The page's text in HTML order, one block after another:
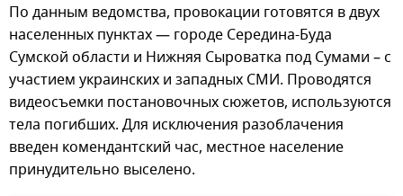
По данным ведомства, провокации готовятся в двух
населенных пунктах — городе Середина-Буда
Сумской области и Нижняя Сыроватка под Сумами – с
участием украинских и западных СМИ. Проводятся
видеосъемки постановочных сюжетов, используются
тела погибших. Для исключения разоблачения
введен комендантский час, местное население
принудительно выселено.